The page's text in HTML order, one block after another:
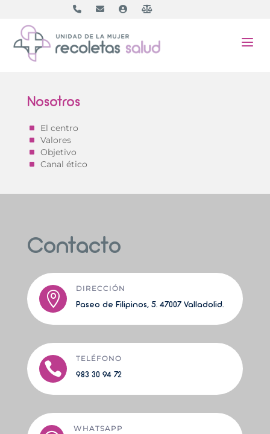
a
Nosotros
^ El centro
^ Valores
^ Objetivo
^ Canal ético
Contacto

DIRECCIÓN
Paseo de Filipinos, 5. 47007 Valladolid.

TELÉFONO
983 30 94 72
WHATSAPP